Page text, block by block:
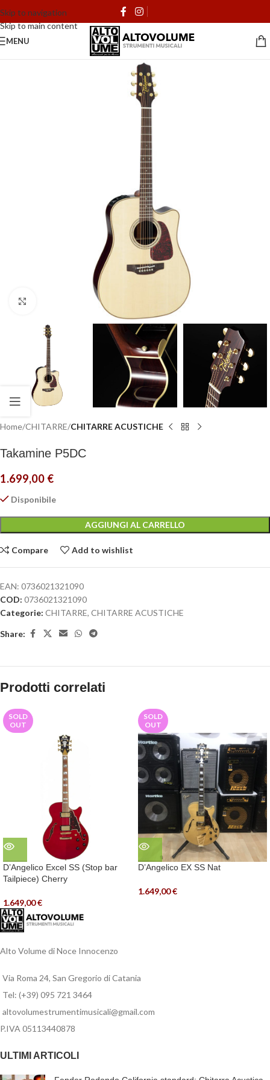
Skip to navigation
Skip to main content
MENU
Home CHITARRE CHITARRE ACUSTICHE
Takamine P5DC
1.699,00 €
Disponibile
AGGIUNGI AL CARRELLO
Compare Add to wishlist
EAN: 0736021321090
COD: 0736021321090
Categorie: CHITARRE, CHITARRE ACUSTICHE
Share:
Prodotti correlati
SOLD
OUT
D’Angelico Excel SS (Stop bar
Tailpiece) Cherry
1.649,00€
SOLD
OUT
D’Angelico EX SS Nat
1.649,00€
Alto Volume di Noce Innocenzo
Via Roma 24, San Gregorio di Catania
Tel: (+39) 095 721 3464
altovolumestrumentimusicali@gmail.com
P.IVA 05113440878
ULTIMI ARTICOLI